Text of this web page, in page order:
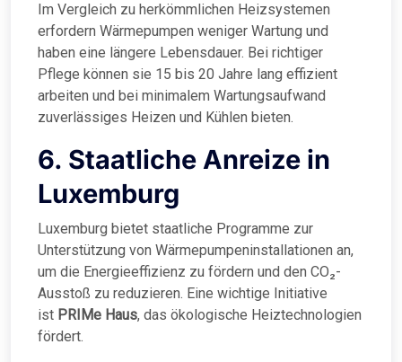
Im Vergleich zu herkömmlichen Heizsystemen
erfordern Wärmepumpen weniger Wartung und
haben eine längere Lebensdauer. Bei richtiger
Pflege können sie 15 bis 20 Jahre lang effizient
arbeiten und bei minimalem Wartungsaufwand
zuverlässiges Heizen und Kühlen bieten.
6. Staatliche Anreize in
Luxemburg
Luxemburg bietet staatliche Programme zur
Unterstützung von Wärmepumpeninstallationen an,
um die Energieeffizienz zu fördern und den CO₂-
Ausstoß zu reduzieren. Eine wichtige Initiative
ist PRIMe Haus, das ökologische Heiztechnologien
fördert.